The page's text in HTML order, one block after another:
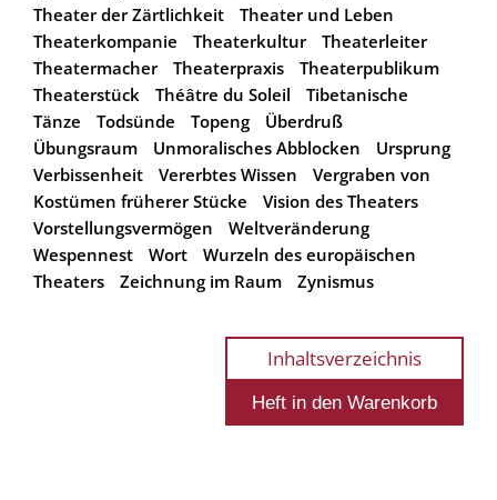
Theater der Zärtlichkeit
Theater und Leben
Theaterkompanie
Theaterkultur
Theaterleiter
Theatermacher
Theaterpraxis
Theaterpublikum
Theaterstück
Théâtre du Soleil
Tibetanische
Tänze
Todsünde Topeng
Überdruß
Übungsraum
Unmoralisches Abblocken
Ursprung
Verbissenheit
Vererbtes Wissen
Vergraben von
Kostümen früherer Stücke
Vision des Theaters
Vorstellungsvermögen
Weltveränderung
Wespennest
Wort
Wurzeln des europäischen
Theaters
Zeichnung im Raum Zynismus
Inhaltsverzeichnis